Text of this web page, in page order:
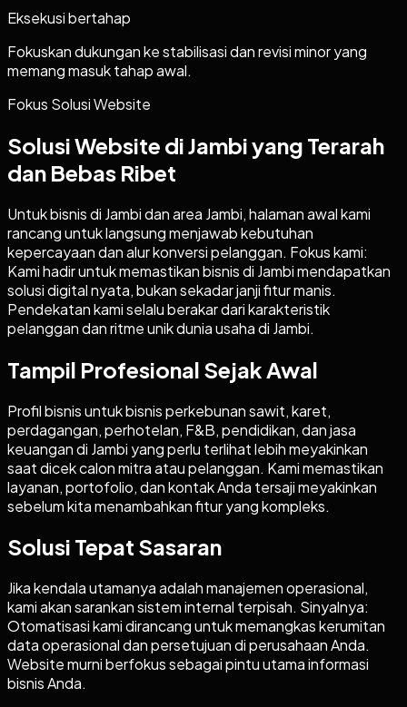
Eksekusi bertahap
Fokuskan dukungan ke stabilisasi dan revisi minor yang
memang masuk tahap awal.
Fokus Solusi Website
Solusi Website di Jambi yang Terarah
dan Bebas Ribet
Untuk bisnis di Jambi dan area Jambi, halaman awal kami
rancang untuk langsung menjawab kebutuhan
kepercayaan dan alur konversi pelanggan. Fokus kami:
Kami hadir untuk memastikan bisnis di Jambi mendapatkan
solusi digital nyata, bukan sekadar janji fitur manis.
Pendekatan kami selalu berakar dari karakteristik
pelanggan dan ritme unik dunia usaha di Jambi.
Tampil Profesional Sejak Awal
Profil bisnis untuk bisnis perkebunan sawit, karet,
perdagangan, perhotelan, F&B, pendidikan, dan jasa
keuangan di Jambi yang perlu terlihat lebih meyakinkan
saat dicek calon mitra atau pelanggan. Kami memastikan
layanan, portofolio, dan kontak Anda tersaji meyakinkan
sebelum kita menambahkan fitur yang kompleks.
Solusi Tepat Sasaran
Jika kendala utamanya adalah manajemen operasional,
kami akan sarankan sistem internal terpisah. Sinyalnya:
Otomatisasi kami dirancang untuk memangkas kerumitan
data operasional dan persetujuan di perusahaan Anda.
Website murni berfokus sebagai pintu utama informasi
bisnis Anda.